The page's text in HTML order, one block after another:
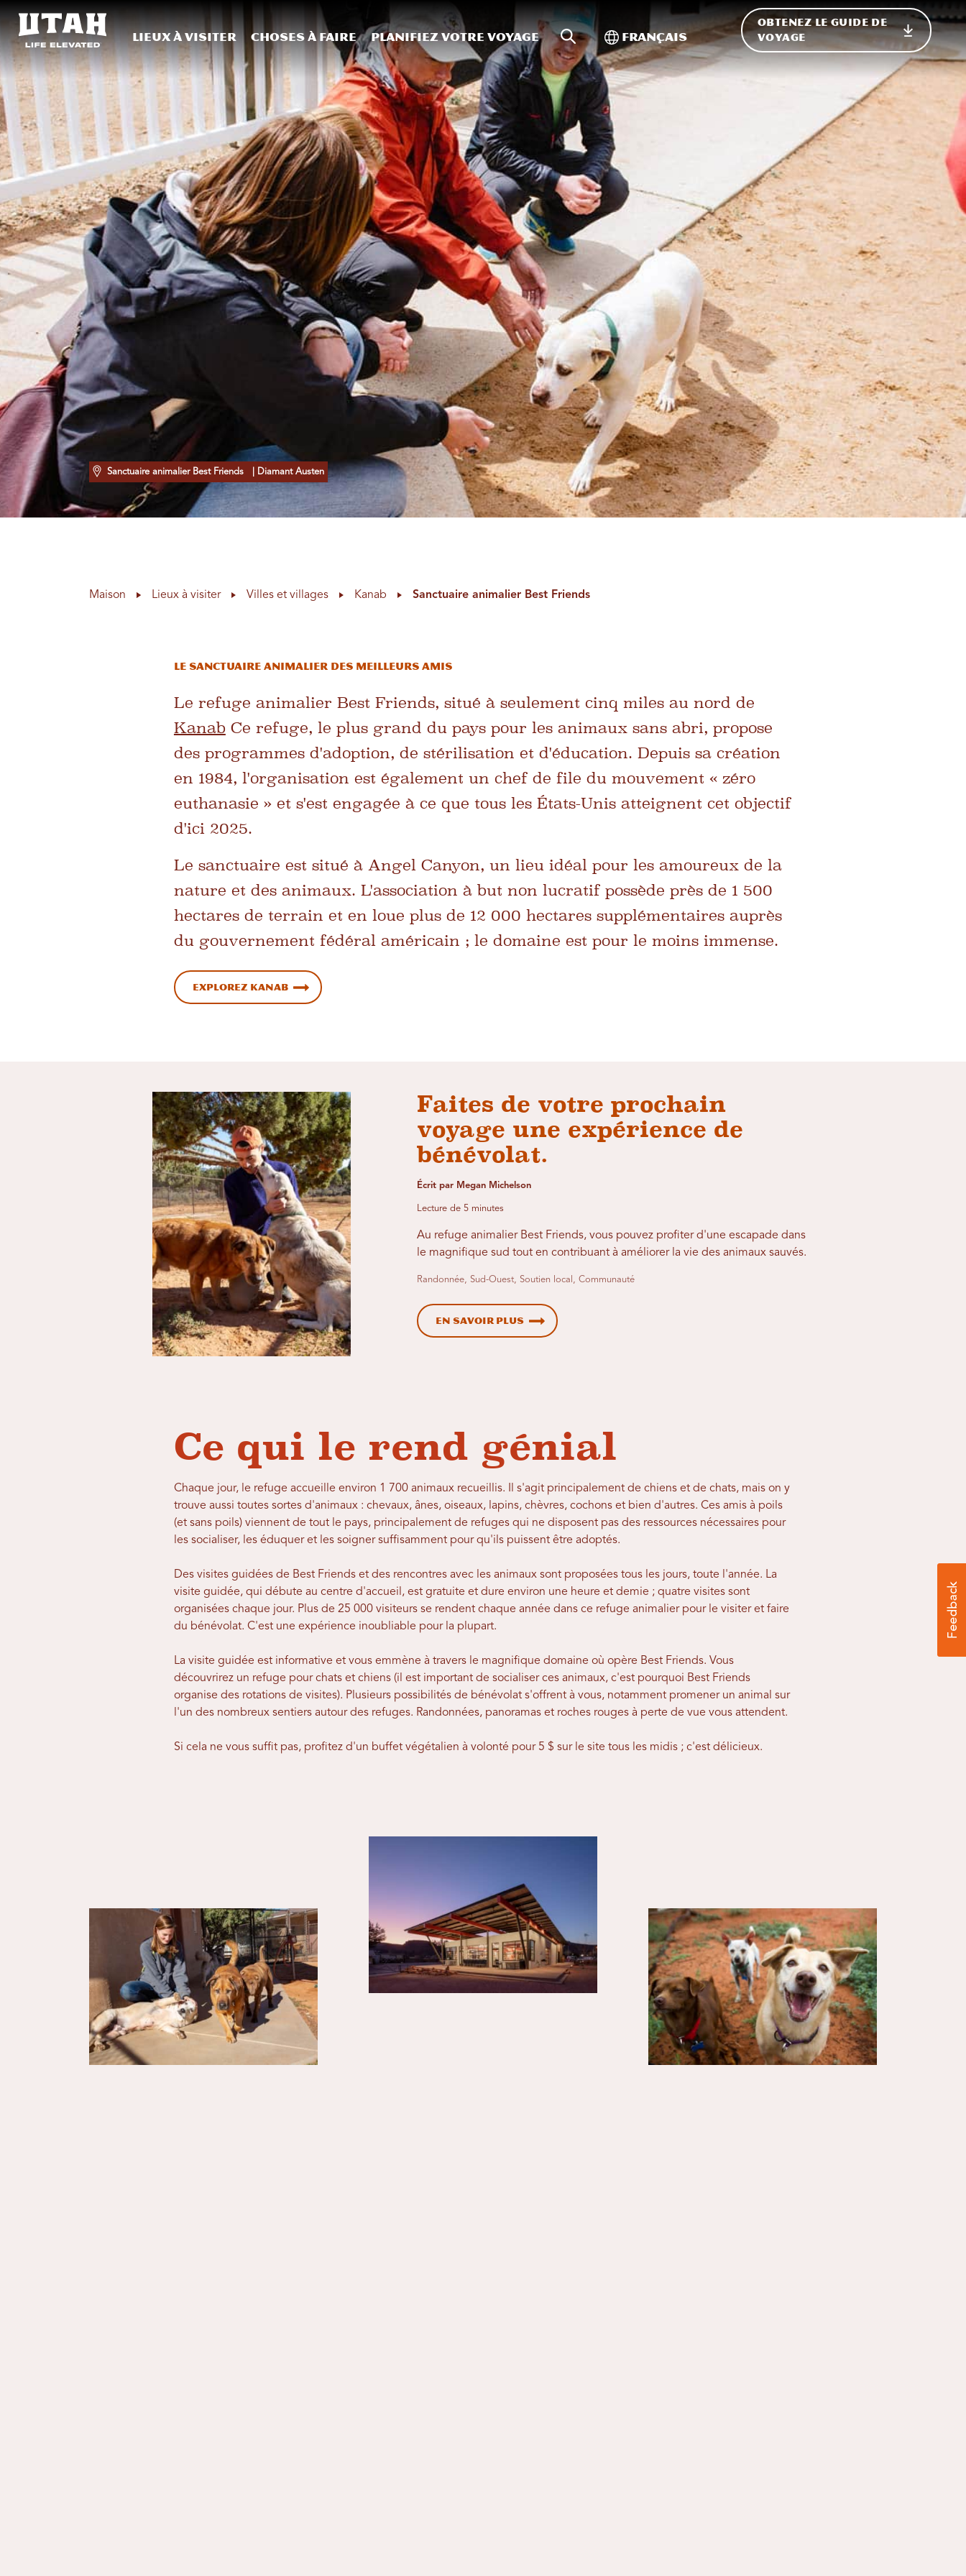
Skip to content
Lieux à visiter Choses à faire Planifiez votre voyage Recherche sur le site
Basculer vers l'international
Français
OBTENEZ LE GUIDE DE
VOYAGE
Sanctuaire animalier Best Friends | Diamant Austen
Maison Lieux à visiter Villes et villages Kanab Sanctuaire animalier Best Friends
LE SANCTUAIRE ANIMALIER DES MEILLEURS AMIS
Le refuge animalier Best Friends, situé à seulement cinq miles au nord de
Kanab Ce refuge, le plus grand du pays pour les animaux sans abri, propose
des programmes d'adoption, de stérilisation et d'éducation. Depuis sa création
en 1984, l'organisation est également un chef de file du mouvement « zéro
euthanasie » et s'est engagée à ce que tous les États-Unis atteignent cet objectif
d'ici 2025.
Le sanctuaire est situé à Angel Canyon, un lieu idéal pour les amoureux de la
nature et des animaux. L'association à but non lucratif possède près de 1 500
hectares de terrain et en loue plus de 12 000 hectares supplémentaires auprès
du gouvernement fédéral américain ; le domaine est pour le moins immense.
Explorez Kanab
Faites de votre prochain
voyage une expérience de
bénévolat.
Écrit par Megan Michelson
Lecture de 5 minutes
Au refuge animalier Best Friends, vous pouvez profiter d'une escapade dans
le magnifique sud tout en contribuant à améliorer la vie des animaux sauvés.
Randonnée, Sud-Ouest, Soutien local, Communauté
En savoir plus
Ce qui le rend génial
Chaque jour, le refuge accueille environ 1 700 animaux recueillis. Il s'agit principalement de chiens et de chats, mais on y
trouve aussi toutes sortes d'animaux : chevaux, ânes, oiseaux, lapins, chèvres, cochons et bien d'autres. Ces amis à poils
(et sans poils) viennent de tout le pays, principalement de refuges qui ne disposent pas des ressources nécessaires pour
les socialiser, les éduquer et les soigner suffisamment pour qu'ils puissent être adoptés.
Des visites guidées de Best Friends et des rencontres avec les animaux sont proposées tous les jours, toute l'année. La
visite guidée, qui débute au centre d'accueil, est gratuite et dure environ une heure et demie ; quatre visites sont
organisées chaque jour. Plus de 25 000 visiteurs se rendent chaque année dans ce refuge animalier pour le visiter et faire
du bénévolat. C'est une expérience inoubliable pour la plupart.
La visite guidée est informative et vous emmène à travers le magnifique domaine où opère Best Friends. Vous
découvrirez un refuge pour chats et chiens (il est important de socialiser ces animaux, c'est pourquoi Best Friends
organise des rotations de visites). Plusieurs possibilités de bénévolat s'offrent à vous, notamment promener un animal sur
l'un des nombreux sentiers autour des refuges. Randonnées, panoramas et roches rouges à perte de vue vous attendent.
Si cela ne vous suffit pas, profitez d'un buffet végétalien à volonté pour 5 $ sur le site tous les midis ; c'est délicieux.